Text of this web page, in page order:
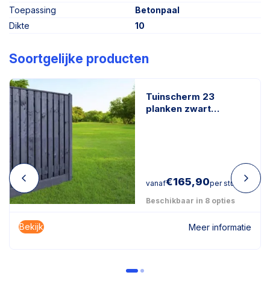
Toepassing
Betonpaal
Dikte
10
Soortgelijke producten
Tuinscherm 23
planken zwart
vanaf€165,90per stuk
Beschikbaar in 8 opties
Bekijk Meer informatie